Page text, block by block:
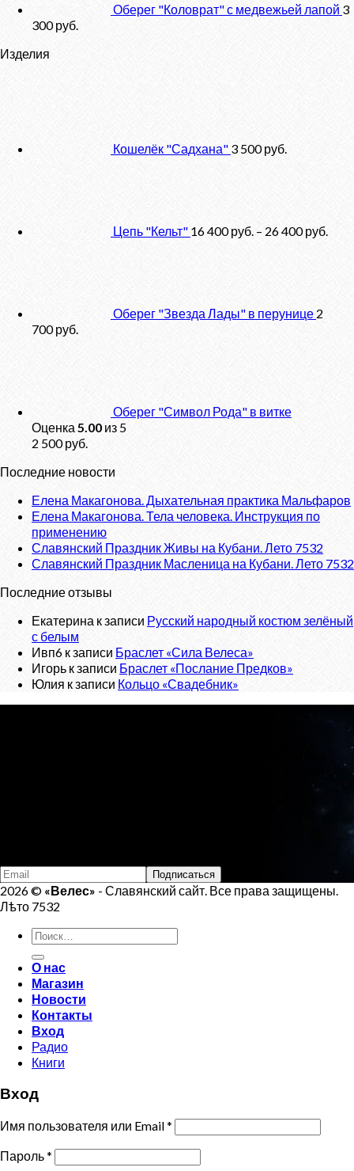
Оберег "Коловрат" с медвежьей лапой 3
300руб.
Изделия
Кошелёк "Садхана" 3 500руб.
Цепь "Кельт" 16 400руб. – 26 400руб.
Оберег "Звезда Лады" в перунице 2
700руб.
Оберег "Символ Рода" в витке
Оценка 5.00 из 5
2 500руб.
Последние новости
Елена Макагонова. Дыхательная практика Мальфаров
Елена Макагонова. Тела человека. Инструкция по
применению
Славянский Праздник Живы на Кубани. Лето 7532
Славянский Праздник Масленица на Кубани. Лето 7532
Последние отзывы
Екатерина к записи Русский народный костюм зелёный
с белым
Ивп6 к записи Браслет «Сила Велеса»
Игорь к записи Браслет «Послание Предков»
Юлия к записи Кольцо «Свадебник»
2026 © «Велес» - Славянский сайт. Все права защищены.
Лѣто 7532
Искать:
О нас
Магазин
Новости
Контакты
Вход
Радио
Книги
Вход
Имя пользователя или Email*
Пароль*